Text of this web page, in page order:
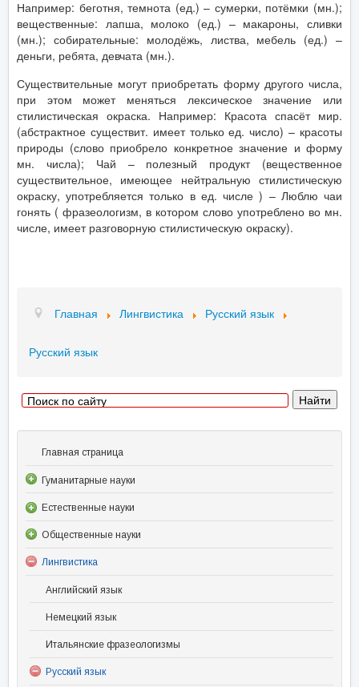
Например: беготня, темнота (ед.) – сумерки, потёмки (мн.);
вещественные: лапша, молоко (ед.) – макароны, сливки
(мн.); собирательные: молодёжь, листва, мебель (ед.) –
деньги, ребята, девчата (мн.).
Существительные могут приобретать форму другого числа,
при этом может меняться лексическое значение или
стилистическая окраска. Например: Красота спасёт мир.
(абстрактное существит. имеет только ед. число) – красоты
природы (слово приобрело конкретное значение и форму
мн. числа); Чай – полезный продукт (вещественное
существительное, имеющее нейтральную стилистическую
окраску, употребляется только в ед. числе ) – Люблю чаи
гонять ( фразеологизм, в котором слово употреблено во мн.
числе, имеет разговорную стилистическую окраску).
Главная Лингвистика Русский язык
Русский язык
Главная страница
Гуманитарные науки
Естественные науки
Общественные науки
Лингвистика
Английский язык
Немецкий язык
Итальянские фразеологизмы
Русский язык